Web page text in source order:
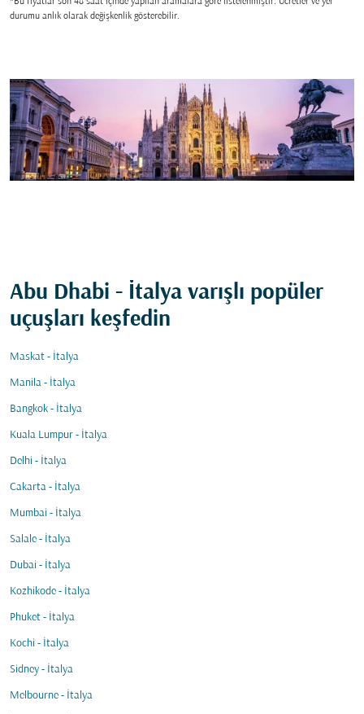
durumu anlık olarak değişkenlik gösterebilir.
Abu Dhabi - İtalya varışlı popüler
uçuşları keşfedin
Maskat - İtalya
Manila - İtalya
Bangkok - İtalya
Kuala Lumpur - İtalya
Delhi - İtalya
Cakarta - İtalya
Mumbai - İtalya
Salale - İtalya
Dubai - İtalya
Kozhikode - İtalya
Phuket - İtalya
Kochi - İtalya
Sidney - İtalya
Melbourne - İtalya